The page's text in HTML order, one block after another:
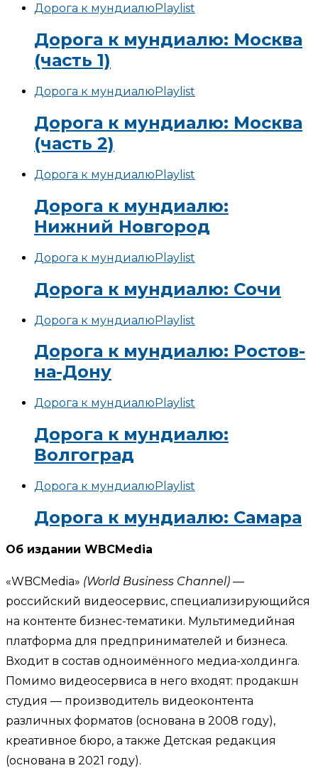
Дорога к мундиалю Playlist
Дорога к мундиалю: Москва
(часть 1)
Дорога к мундиалюPlaylist
Дорога к мундиалю: Москва
(часть 2)
Дорога к мундиалюPlaylist
Дорога к мундиалю:
Нижний Новгород
Дорога к мундиалюPlaylist
Дорога к мундиалю: Сочи
Дорога к мундиалюPlaylist
Дорога к мундиалю: Ростов-
на-Дону
Дорога к мундиалю Playlist
Дорога к мундиалю:
Волгоград
Дорога к мундиалю Playlist
Дорога к мундиалю: Самара
Об издании WBCMedia
«WBCMedia» (World Business Channel) —
российский видеосервис, специализирующийся
на контенте бизнес-тематики. Мультимедийная
платформа для предпринимателей и бизнеса.
Входит в состав одноимённого медиа-холдинга.
Помимо видеосервиса в него входят: продакшн
студия — производитель видеоконтента
различных форматов (основана в 2008 году),
креативное бюро, а также Детская редакция
(основана в 2021 году).